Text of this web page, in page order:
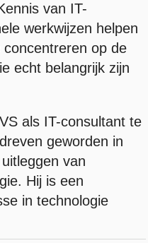
van IT-
werkwijzen helpen
op de
echt belangrijk zijn
als IT-consultant te
geworden in
van
Hij is een
in technologie